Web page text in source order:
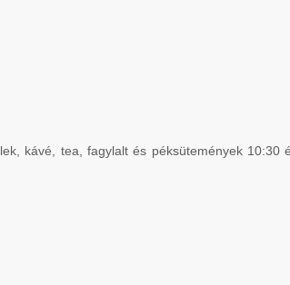
kávé, tea, fagylalt és péksütemények